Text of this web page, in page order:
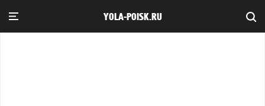
YOLA-POISK.RU